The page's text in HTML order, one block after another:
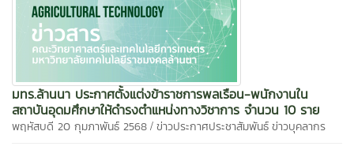
มทร.ล้านนา ประกาศตั้งแต่งข้าราชการพลเรือน-พนักงานใน
สถาบันอุดมศึกษาให้ดำรงตำแหน่งทางวิชาการ จำนวน 10 ราย
พฤหัสบดี 20 กุมภาพันธ์ 2568 / ข่าวประกาศประชาสัมพันธ์ข่าวบุคลากร